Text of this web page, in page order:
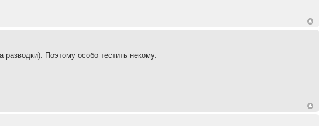
Поэтому особо тестить некому.